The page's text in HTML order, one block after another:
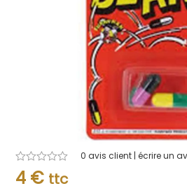
Note
0.001
0 avis client | écrire un
4 € ttc